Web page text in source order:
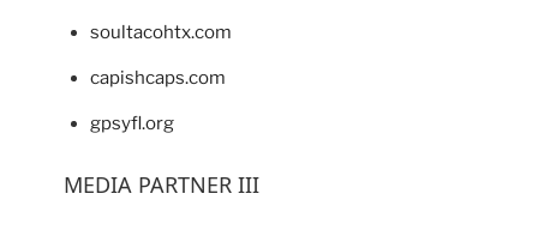
soultacohtx.com
capishcaps.com
gpsyfl.org
MEDIA PARTNER III